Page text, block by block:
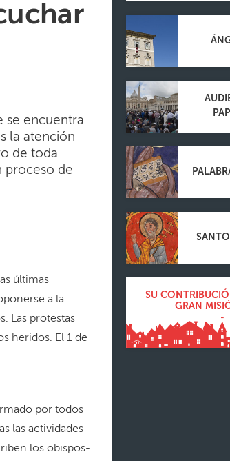
se encuentra
la atención
de toda
proceso de
últimas
a la
Las protestas
heridos. El 1 de
por todos
las actividades
los obispos-
SU
GRAN